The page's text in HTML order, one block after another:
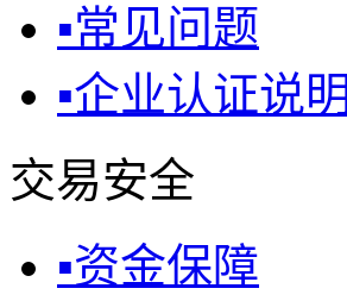
▪常见问题
▪企业认证说明
交易安全
▪资金保障